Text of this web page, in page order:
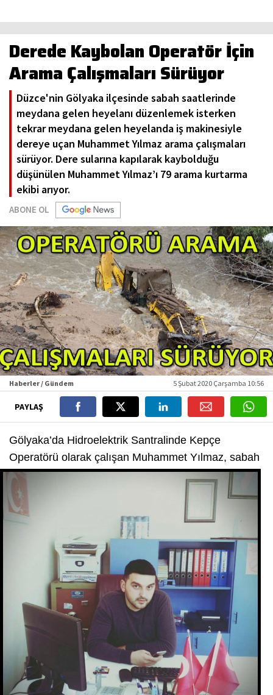
Derede Kaybolan Operatör İçin
Arama Çalışmaları Sürüyor
Düzce'nin Gölyaka ilçesinde sabah saatlerinde
meydana gelen heyelanı düzenlemek isterken
tekrar meydana gelen heyelanda iş makinesiyle
dereye uçan Muhammet Yılmaz arama çalışmaları
sürüyor. Dere sularına kapılarak kaybolduğu
düşünülen Muhammet Yılmaz’ı 79 arama kurtarma
ekibi arıyor.
ABONE OL
Haberler / Gündem 5 Şubat 2020 Çarşamba 10:56
PAYLAŞ
Gölyaka’da Hidroelektrik Santralinde Kepçe
Operatörü olarak çalışan Muhammet Yılmaz, sabah